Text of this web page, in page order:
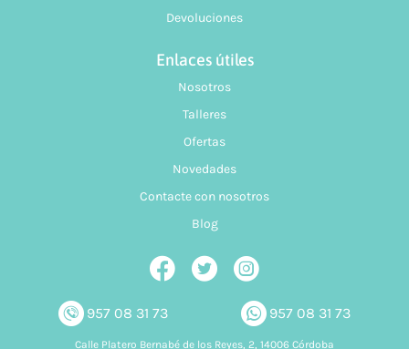
Devoluciones
Enlaces útiles
Nosotros
Talleres
Ofertas
Novedades
Contacte con nosotros
Blog
957 08 31 73 957 08 31 73
Calle Platero Bernabé de los Reyes, 2, 14006 Córdoba